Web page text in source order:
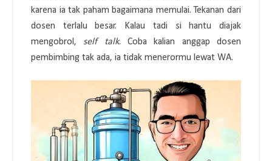
karena ia tak paham bagaimana memulai. Tekanan dari
dosen terlalu besar. Kalau tadi si hantu diajak
mengobrol, self talk. Coba kalian anggap dosen
pembimbing tak ada, ia tidak menerormu lewat WA.